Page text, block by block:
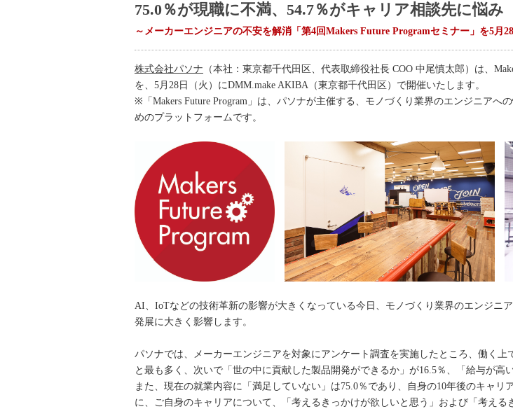
75.0％が現職に不満、54.7％がキャリア相談先に悩み
～メーカーエンジニアの不安を解消「第4回Makers Future Programセミナー」を5月
株式会社パソナ （本社：東京都千代田区、代表取締役社長 COO 中尾慎太郎）は、
を、5月28日（火）にDMM.make AKIBA（東京都千代田区）で開催いたします。
※「Makers Future Program」は、パソナが主催する、モノづくり業界のエンジニア
めのプラットフォームです。
AI、IoTなどの技術革新の影響が大きくなっている今日、モノづくり業界のエンジニ
発展に大きく影響します。
パソナでは、メーカーエンジニアを対象にアンケート調査を実施したところ、働く
と最も多く、次いで「世の中に貢献した製品開発ができるか」が16.5％、「給与が高
また、現在の就業内容に「満足していない」は75.0％であり、自身の10年後のキャ
に、ご自身のキャリアについて、「考えるきっかけが欲しいと思う」および「考える